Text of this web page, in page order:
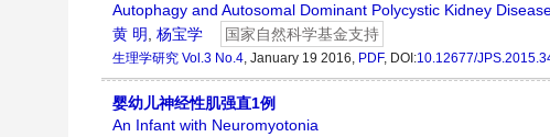
Autophagy and Autosomal Dominant Polycystic Kidney
黄 明, 杨宝学 国家自然科学基金支持
生理学研究 Vol.3 No.4, January 19 2016, PDF, DOI:10.12677/
婴幼儿神经性肌强直1例
An Infant with Neuromyotonia